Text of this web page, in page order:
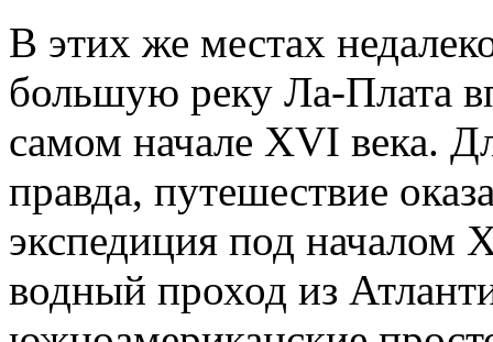
В этих же местах
большую реку Ла-Плата
самом начале XVI века.
правда, путешествие
экспедиция под началом
водный проход из